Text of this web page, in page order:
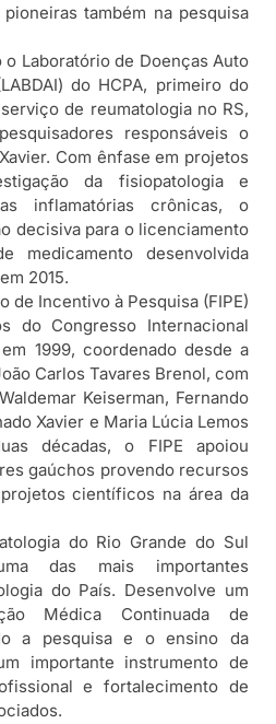
também na pesquisa
o Laboratório de Doenças Auto
do HCPA, primeiro do
de reumatologia no RS,
responsáveis o
Com ênfase em projetos
da fisiopatologia e
inflamatórias crônicas, o
decisiva para o licenciamento
medicamento desenvolvida
2015.
de Incentivo à Pesquisa (FIPE)
do Congresso Internacional
1999, coordenado desde a
Carlos Tavares Brenol, com
Keiserman, Fernando
Xavier e Maria Lúcia Lemos
décadas, o FIPE apoiou
gaúchos provendo recursos
científicos na área da
do Rio Grande do Sul
das mais importantes
do País. Desenvolve um
Médica Continuada de
a pesquisa e o ensino da
importante instrumento de
e fortalecimento de